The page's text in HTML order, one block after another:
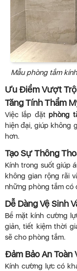
Mẫu phòng tắm
Ưu Điểm Vượt
Tăng Tính Thẩm
Việc lắp đặtphòng
hiện đại, giúp không
hơn.
Tạo Sự Thông
Kính trong suốt giúp
không gian rộng rãi
những phòng tắm có
Dễ Dàng Vệ Sinh
Bề mặt kính cường
giản, tiết kiệm thời
sẽ cho phòng tắm.
Đảm Bảo An Toàn
Kính cường lực có